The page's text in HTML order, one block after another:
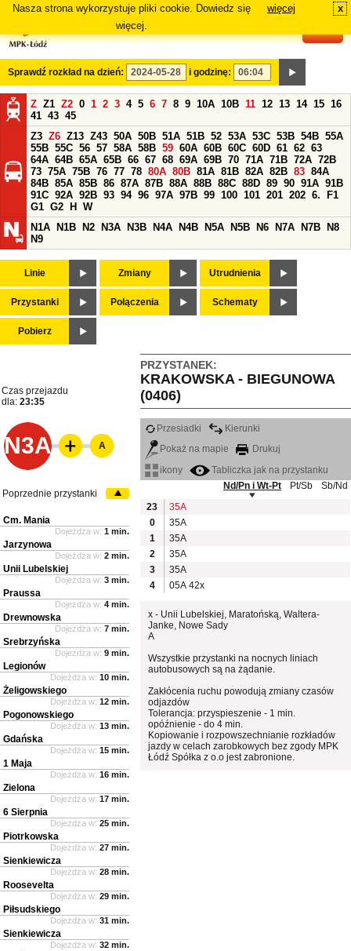
Nasza strona wykorzystuje pliki cookie. Dowiedz się
więcej.
więcej x
Sprawdź rozkład na dzień: i godzinę:
Z Z1 Z2 0 1 2 3 4 5 6 7 8 9 10A 10B 11 12 13 14 15 16
41 43 45
Z3 Z6 Z13 Z43 50A 50B 51A 51B 52 53A 53C 53B 54B 55A
55B 55C 56 57 58A 58B 59 60A 60B 60C 60D 61 62 63
64A 64B 65A 65B 66 67 68 69A 69B 70 71A 71B 72A 72B
73 75A 75B 76 77 78 80A 80B 81A 81B 82A 82B 83 84A
84B 85A 85B 86 87A 87B 88A 88B 88C 88D 89 90 91A 91B
91C 92A 92B 93 94 96 97A 97B 99 100 101 201 202 6.
F1
G1 G2 H
W
N1A
N1B N2 N3A N3B N4A N4B N5A N5B N6 N7A N7B
N8
N9
Linie Zmiany Utrudnienia
Przystanki Połączenia Schematy
Pobierz
PRZYSTANEK:
KRAKOWSKA - BIEGUNOWA
(0406)
Czas przejazdu
dla: 23:35
N3A
Przesiadki
Kierunki
Pokaż na mapie
Drukuj
ikony
Tabliczka jak na przystanku
Nd/Pn i Wt-Pt
Pt/Sb
Sb/Nd
23
35A
0
35A
1
35A
2
35A
3
35A
4
05A 42x
x - Unii Lubelskiej, Maratońską, Waltera-
Janke, Nowe Sady
A
Wszystkie przystanki na nocnych liniach
autobusowych są na żądanie.
Zakłócenia ruchu powodują zmiany czasów
odjazdów
Tolerancja: przyspieszenie - 1 min.
opóźnienie - do 4 min.
Kopiowanie i rozpowszechnianie rozkładów
jazdy w celach zarobkowych bez zgody MPK
Łódź Spółka z o.o jest zabronione.
A
Poprzednie przystanki
Cm. Mania
Dojeżdża w: 1 min.
Jarzynowa
Dojeżdża w: 2 min.
Unii Lubelskiej
Dojeżdża w: 3 min.
Praussa
Dojeżdża w: 4 min.
Drewnowska
Dojeżdża w: 7 min.
Srebrzyńska
Dojeżdża w: 9 min.
Legionów
Dojeżdża w: 10 min.
Żeligowskiego
Dojeżdża w: 12 min.
Pogonowskiego
Dojeżdża w: 13 min.
Gdańska
Dojeżdża w: 15 min.
1 Maja
Dojeżdża w: 16 min.
Zielona
Dojeżdża w: 17 min.
6 Sierpnia
Dojeżdża w: 25 min.
Piotrkowska
Dojeżdża w: 27 min.
Sienkiewicza
Dojeżdża w: 28 min.
Roosevelta
Dojeżdża w: 29 min.
Piłsudskiego
Dojeżdża w: 31 min.
Sienkiewicza
Dojeżdża w: 32 min.